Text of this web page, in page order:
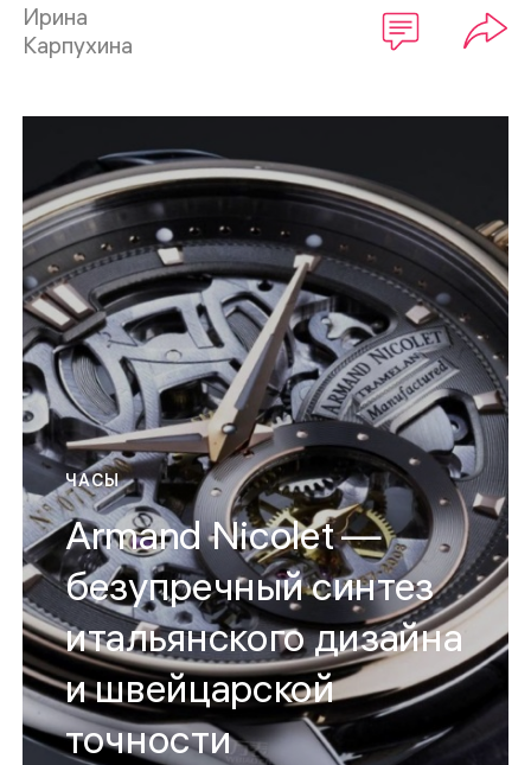
Ирина
Карпухина
ЧАСЫ
Armand Nicolet —
безупречный синтез
итальянского дизайна
и швейцарской
точности